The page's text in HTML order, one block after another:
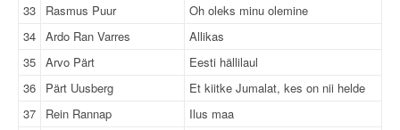
33
Rasmus Puur
Oh oleks minu olemine
34 Ardo Ran Varres
Allikas
35 Arvo Pärt
Eesti hällilaul
36
Pärt Uusberg
Et kiitke Jumalat, kes on nii helde
37
Rein Rannap
Ilus maa